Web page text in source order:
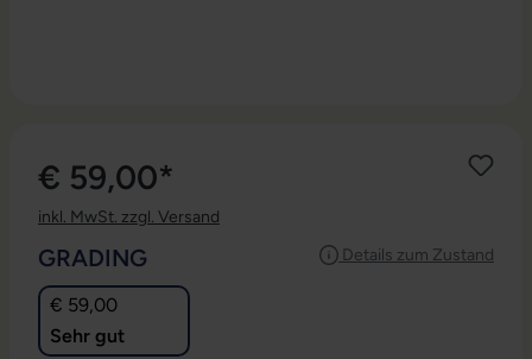
€ 59,00*
inkl. MwSt. zzgl. Versand
Details zum Zustand
GRADING
€ 59,00
Sehr gut